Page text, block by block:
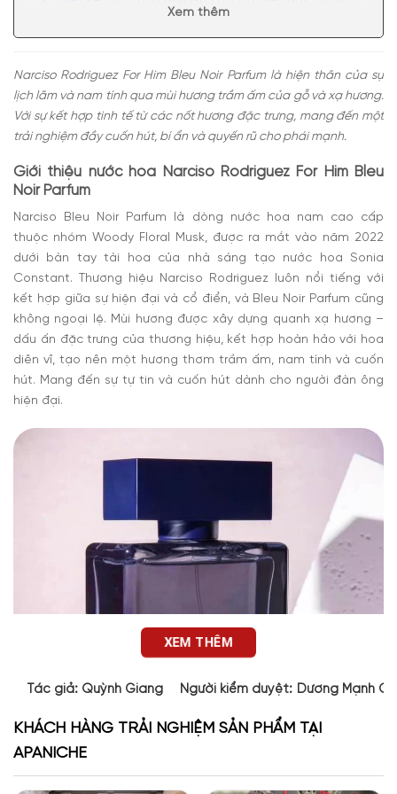
Có nên mua nước hoa Narciso Rodriguez For Him
Xem thêm
Narciso Rodriguez For Him Bleu Noir Parfum là hiện thân của sự
lịch lãm và nam tính qua mùi hương trầm ấm của gỗ và xạ hương.
Với sự kết hợp tinh tế từ các nốt hương đặc trưng, mang đến một
trải nghiệm đầy cuốn hút, bí ẩn và quyến rũ cho phái mạnh.
Giới thiệu nước hoa Narciso Rodriguez For Him Bleu
Noir Parfum
Narciso Bleu Noir Parfum là dòng nước hoa nam cao cấp
thuộc nhóm Woody Floral Musk, được ra mắt vào năm 2022
dưới bàn tay tài hoa của nhà sáng tạo nước hoa Sonia
Constant. Thương hiệu Narciso Rodriguez luôn nổi tiếng với
kết hợp giữa sự hiện đại và cổ điển, và Bleu Noir Parfum cũng
không ngoại lệ. Mùi hương được xây dựng quanh xạ hương –
dấu ấn đặc trưng của thương hiệu, kết hợp hoàn hảo với hoa
diên vĩ, tạo nên một hương thơm trầm ấm, nam tính và cuốn
hút. Mang đến sự tự tin và cuốn hút dành cho người đàn ông
hiện đại.
XEM THÊM
Tác giả: Quỳnh Giang Người kiểm duyệt: Dương Mạnh
KHÁCH HÀNG TRẢI NGHIỆM SẢN PHẨM TẠI
APANICHE